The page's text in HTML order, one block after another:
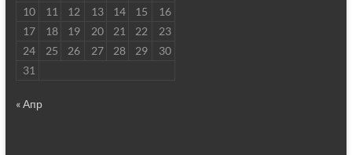
10
11 12 13 14 15
16
17
18 19 20 21 22
23
24
25 26 27 28 29
30
31
« Апр